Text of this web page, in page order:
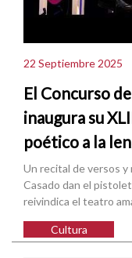
22 Septiembre 2025
El Concurso
inaugura su
poético a la
Un recital de versos y
Casado dan el
reivindica el teatro
Cultura